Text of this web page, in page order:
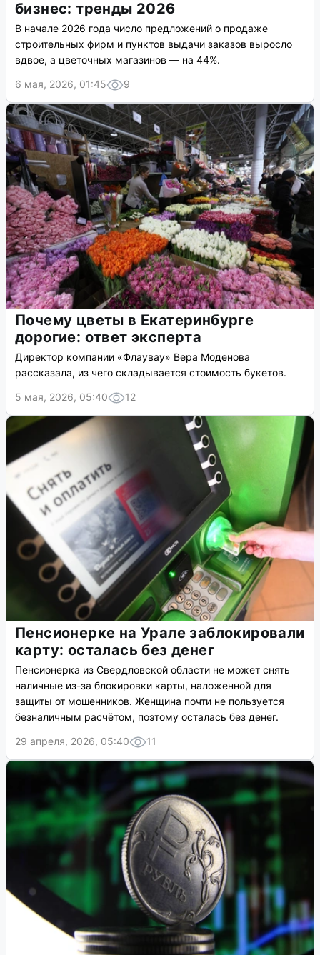
бизнес: тренды 2026
В начале 2026 года число предложений о продаже
строительных фирм и пунктов выдачи заказов выросло
вдвое, а цветочных магазинов — на 44%.
6 мая, 2026, 01:45
9
Почему цветы в Екатеринбурге
дорогие: ответ эксперта
Директор компании «Флаувау» Вера Моденова
рассказала, из чего складывается стоимость букетов.
5 мая, 2026, 05:40
12
Пенсионерке на Урале заблокировали
карту: осталась без денег
Пенсионерка из Свердловской области не может снять
наличные из-за блокировки карты, наложенной для
защиты от мошенников. Женщина почти не пользуется
безналичным расчётом, поэтому осталась без денег.
29 апреля, 2026, 05:40
11